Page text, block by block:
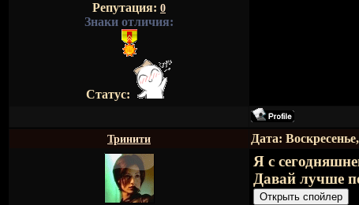
Репутация: 0
Знаки отличия:
Статус:
Тринити Дата:
Я с
Давай лучше